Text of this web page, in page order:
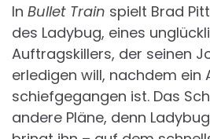
In Bullet Train spielt Brad
des Ladybug, eines
Auftragskillers, der seinen
erledigen will, nachdem ein
schiefgegangen ist. Das
andere Pläne, denn